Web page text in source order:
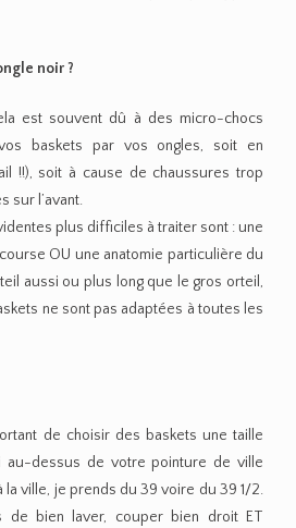
noir ?
est souvent dû à des micro-chocs
baskets par vos ongles, soit en
!!), soit à cause de chaussures trop
sur l’avant.
plus difficiles à traiter sont : une
OU une anatomie particulière du
aussi ou plus long que le gros orteil,
ne sont pas adaptées à toutes les
de choisir des baskets une taille
au-dessus de votre pointure de ville
la ville, je prends du 39 voire du 39 1/2.
de bien laver, couper bien droit ET